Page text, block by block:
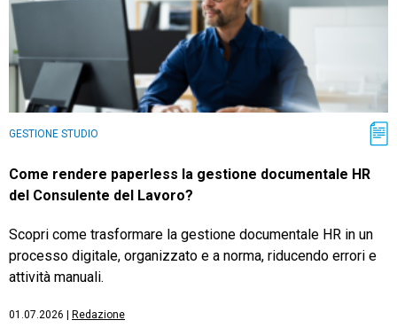
GESTIONE STUDIO
Come rendere paperless la gestione documentale HR
del Consulente del Lavoro?
Scopri come trasformare la gestione documentale HR in un
processo digitale, organizzato e a norma, riducendo errori e
attività manuali.
01.07.2026 Redazione